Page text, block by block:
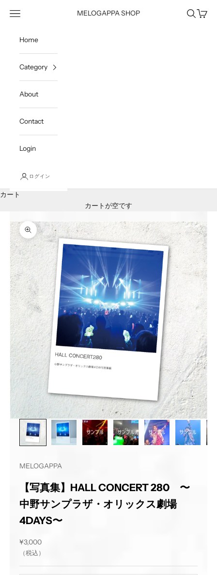
MELOGAPPA SHOP
メニュー 検索カート
Home
Category
About
Contact
Login
ログイン
カート
カートが空です
ズームイン
MELOGAPPA
【写真集】HALL CONCERT 280 〜
中野サンプラザ・オリックス劇場
4DAYS〜
セール価格
¥3,000
（税込）